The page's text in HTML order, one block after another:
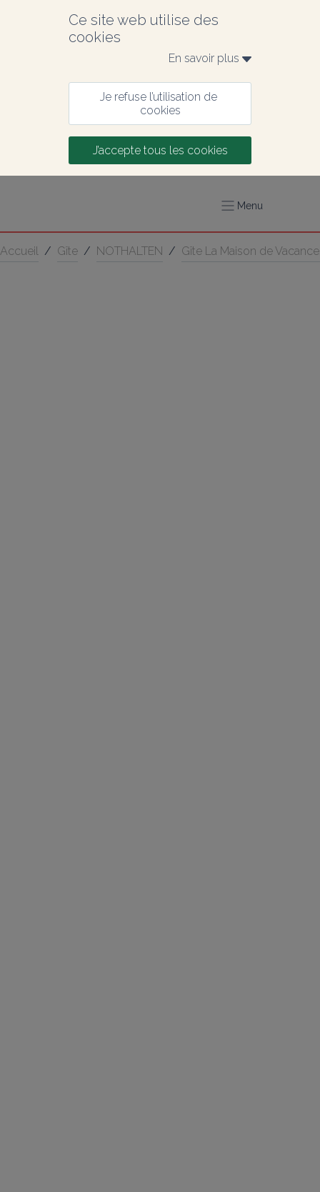
Ce site web utilise des
cookies
En savoir plus
Je refuse l’utilisation de
cookies
J’accepte tous les cookies
Menu
Accueil / Gîte / NOTHALTEN / Gîte La Maison de